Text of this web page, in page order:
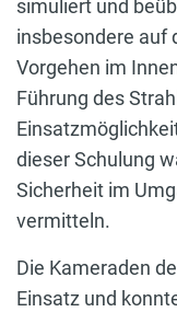
simuliert und
insbesondere auf
Vorgehen im
Führung des
dieser Schulung
Sicherheit im
vermitteln.
Die Kameraden
Einsatz und